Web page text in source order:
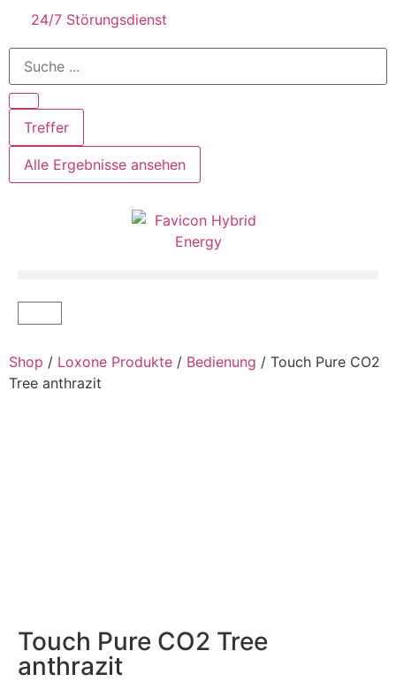
24/7 Störungsdienst
Treffer
Alle Ergebnisse ansehen
Shop / Loxone Produkte / Bedienung / Touch Pure CO2
Tree anthrazit
Touch Pure CO2 Tree
anthrazit